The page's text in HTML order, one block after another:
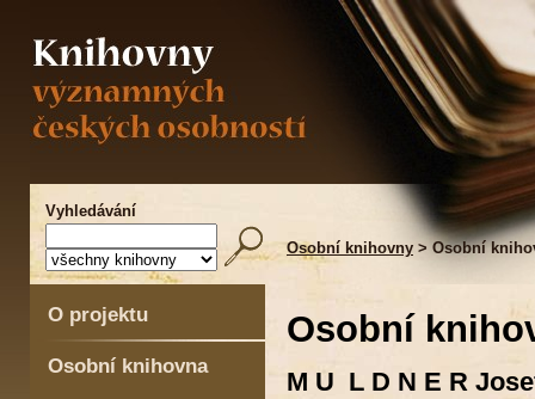
Vyhledávání
Osobní knihovny > Osobní
O projektu
Osobní knihovna
Osobní
M U L D N E R